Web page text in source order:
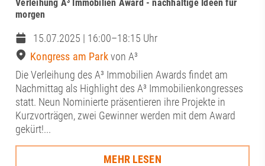
Verleihung A³ Immobilien Award - nachhaltige Ideen für
morgen
15.07.2025 | 16:00–18:15 Uhr
Kongress am Parkvon A³
Die Verleihung des A³ Immobilien Awards findet am
Nachmittag als Highlight des A³ Immobilienkongresses
statt. Neun Nominierte präsentieren ihre Projekte in
Kurzvorträgen, zwei Gewinner werden mit dem Award
gekürt!...
MEHR LESEN